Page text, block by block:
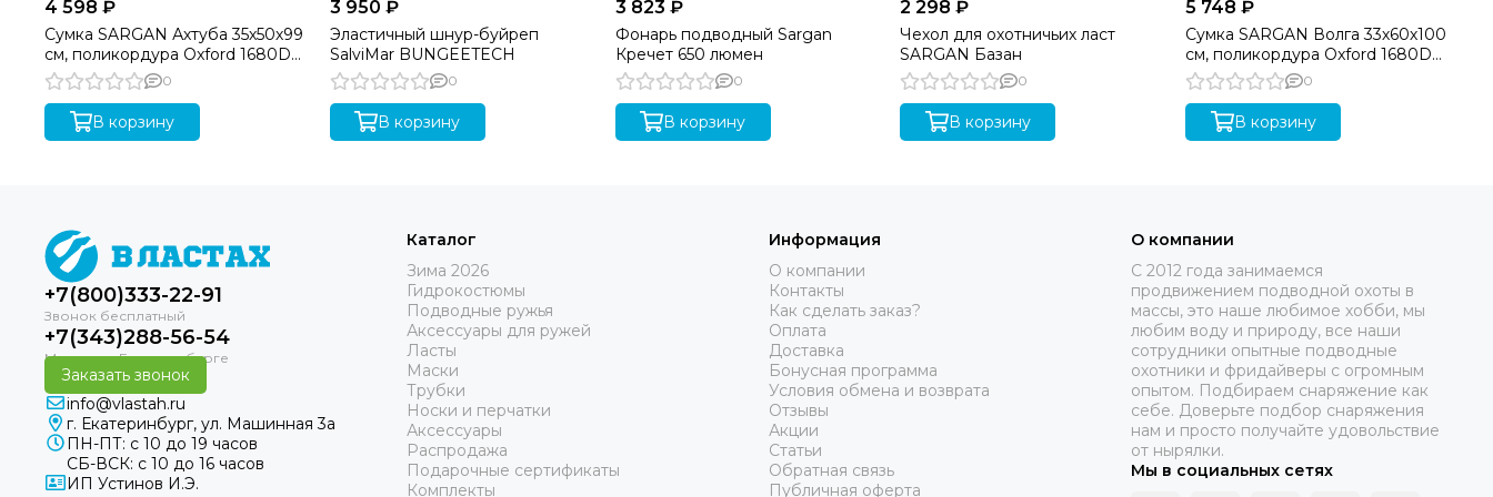
4 598 ₽
Сумка SARGAN Ахтуба 35х50х99
см, поликордура Oxford 1680D
PU, черный
0
В корзину
3 950 ₽
Эластичный шнур-буйреп
SalviMar BUNGEETECH
0
В корзину
3 823 ₽
Фонарь подводный Sargan
Кречет 650 люмен
0
В корзину
2 298 ₽
Чехол для охотничьих ласт
SARGAN Базан
0
В корзину
5 748 ₽
Сумка SARGAN Волга 33х60х100
см, поликордура Oxford 1680D
PU, черный
0
В корзину
+7(800)333-22-91
+7(343)288-56-54
Заказать звонок
info@vlastah.ru
г. Екатеринбург, ул. Машинная 3а
ПН-ПТ: с 10 до 19 часов
СБ-ВСК: с 10 до 16 часов
ИП Устинов И.Э.
Каталог
Зима 2026
Гидрокостюмы
Подводные ружья
Аксессуары для ружей
Ласты
Маски
Трубки
Носки и перчатки
Аксессуары
Распродажа
Подарочные сертификаты
Комплекты
Информация
О компании
Контакты
Как сделать заказ?
Оплата
Доставка
Бонусная программа
Условия обмена и возврата
Отзывы
Акции
Статьи
Обратная связь
Публичная оферта
О компании
C 2012 года занимаемся
продвижением подводной охоты в
массы, это наше любимое хобби, мы
любим воду и природу, все наши
сотрудники опытные подводные
охотники и фридайверы с огромным
опытом. Подбираем снаряжение как
себе. Доверьте подбор снаряжения
нам и просто получайте удовольствие
от нырялки.
Мы в социальных сетях